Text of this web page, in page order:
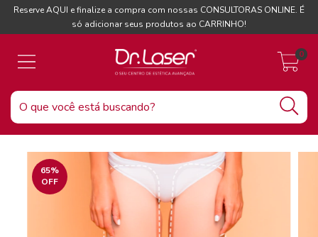
Reserve AQUI e finalize a compra com nossas CONSULTORAS ONLINE. É
só adicionar seus produtos ao CARRINHO!
0
65%
OFF